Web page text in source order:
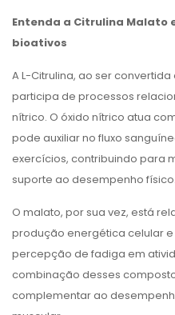
Entenda a Citrulina Malato
bioativos
A L-Citrulina, ao ser
participa de processos
nítrico. O óxido nítrico atua
pode auxiliar no fluxo
exercícios, contribuindo para
suporte ao desempenho físico.
O malato, por sua vez, está
produção energética celular
percepção de fadiga em
combinação desses
complementar ao